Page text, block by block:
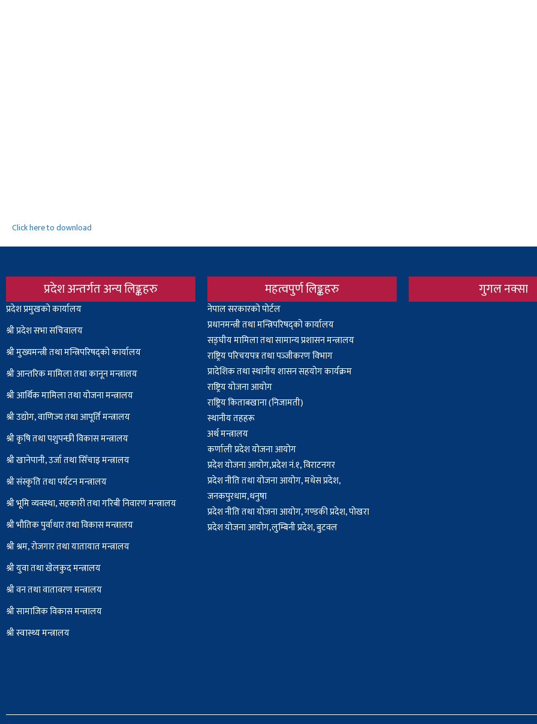
Click here to download
प्रदेश अन्तर्गत अन्य लिङ्कहरु
Body
प्रदेश प्रमुखको कार्यालय
श्री प्रदेश सभा सचिवालय
श्रीमुख्यमन्त्री तथा मन्त्रिपरिषद्को कार्यालय
श्री आन्तरिक मामिला तथा कानून मन्त्रालय
श्री आर्थिक मामिला तथा योजना मन्त्रालय
श्री उद्योग, वाणिज्य तथा आपूर्ति मन्त्रालय
श्री कृषि तथा पशुपन्छी विकास मन्त्रालय
श्री खानेपानी, उर्जा तथा सिँचाइ मन्त्रालय
श्री संस्कृति तथा पर्यटन मन्त्रालय
श्री भूमि व्यवस्था, सहकारी तथा गरिबी निवारण मन्त्रालय
श्री भौतिक पुर्वाधार तथा विकास मन्त्रालय
श्री श्रम, रोजगार तथा यातायात मन्त्रालय
श्री युवा तथा खेलकुद मन्त्रालय
श्री वन तथा वातावरण मन्त्रालय
श्री सामाजिक विकास मन्त्रालय
श्री स्वास्थ्य मन्त्रालय
महत्वपुर्ण लिङ्कहरु
Body
नेपाल सरकारको पोर्टल
प्रधानमन्त्री तथा मन्त्रिपरिषद्को कार्यालय
सङ्घीय मामिला तथा सामान्य प्रशासन मन्त्रालय
राष्ट्रिय परिचयपत्र तथा पञ्‍जीकरण विभाग
प्रादेशिक तथा स्थानीय शासन सहयोग कार्यक्रम
राष्ट्रिय योजना आयोग
राष्ट्रिय किताबखाना (निजामती)
स्थानीय तहहरू
अर्थ मन्त्रालय
कर्णाली प्रदेश योजना आयोग
प्रदेश योजना आयोग,प्रदेश नं.१, विराटनगर
प्रदेश नीति तथा योजना आयोग, मधेस प्रदेश,
जनकपुरधाम,धनुषा
प्रदेश नीति तथा योजना आयोग, गण्डकी प्रदेश, पोखरा
प्रदेश योजना आयोग,लुम्बिनी प्रदेश, बुटवल
गुगल नक्सा